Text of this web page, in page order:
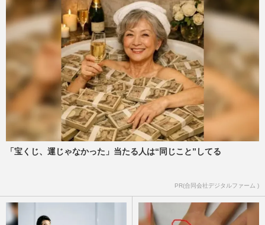
週刊女性PRIME
《京都男児遺棄》「殺人罪の認定は困難」
勾留期限が迫る中“引き当たり捜査”開始、
残された「高いハードル…
週刊女性PRIME 2026/4/28
【京都男児遺棄・現地ルポ】「あんな男は
やめとき」周囲は優季容疑者との再婚を反
対、結希さんも父親を「嫌…
週刊女性2026年5月12日・19日号 2026/4/27
《京都男児遺棄事件》安達優季容疑者が寄
鍵は池に沈む“重要な遺留…
2026/4/23
「宝くじ、運じゃなかった」当たる人は“同じこと”してる
PR(合同会社デジタルファーム )